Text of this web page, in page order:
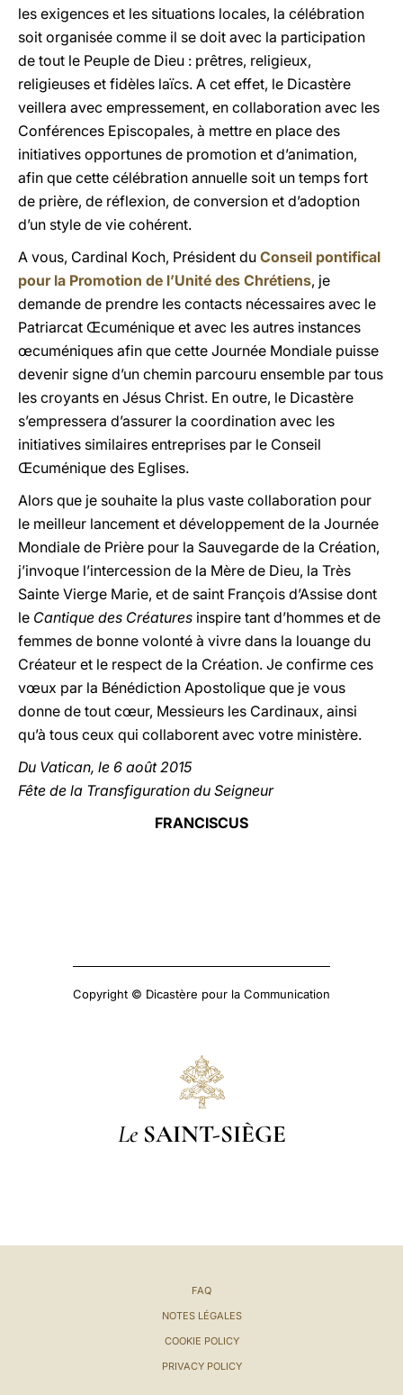
les exigences et les situations locales, la célébration
soit organisée comme il se doit avec la participation
de tout le Peuple de Dieu : prêtres, religieux,
religieuses et fidèles laïcs. A cet effet, le Dicastère
veillera avec empressement, en collaboration avec les
Conférences Episcopales, à mettre en place des
initiatives opportunes de promotion et d’animation,
afin que cette célébration annuelle soit un temps fort
de prière, de réflexion, de conversion et d’adoption
d’un style de vie cohérent.
A vous, Cardinal Koch, Président du Conseil pontifical
pour la Promotion de l’Unité des Chrétiens, je
demande de prendre les contacts nécessaires avec le
Patriarcat Œcuménique et avec les autres instances
œcuméniques afin que cette Journée Mondiale puisse
devenir signe d’un chemin parcouru ensemble par tous
les croyants en Jésus Christ. En outre, le Dicastère
s’empressera d’assurer la coordination avec les
initiatives similaires entreprises par le Conseil
Œcuménique des Eglises.
Alors que je souhaite la plus vaste collaboration pour
le meilleur lancement et développement de la Journée
Mondiale de Prière pour la Sauvegarde de la Création,
j’invoque l’intercession de la Mère de Dieu, la Très
Sainte Vierge Marie, et de saint François d’Assise dont
le Cantique des Créatures inspire tant d’hommes et de
femmes de bonne volonté à vivre dans la louange du
Créateur et le respect de la Création. Je confirme ces
vœux par la Bénédiction Apostolique que je vous
donne de tout cœur, Messieurs les Cardinaux, ainsi
qu’à tous ceux qui collaborent avec votre ministère.
Du Vatican, le 6 août 2015
Fête de la Transfiguration du Seigneur
FRANCISCUS
Copyright © Dicastère pour la Communication
Le SAINT-SIÈGE
FAQ
NOTES LÉGALES
COOKIE POLICY
PRIVACY POLICY